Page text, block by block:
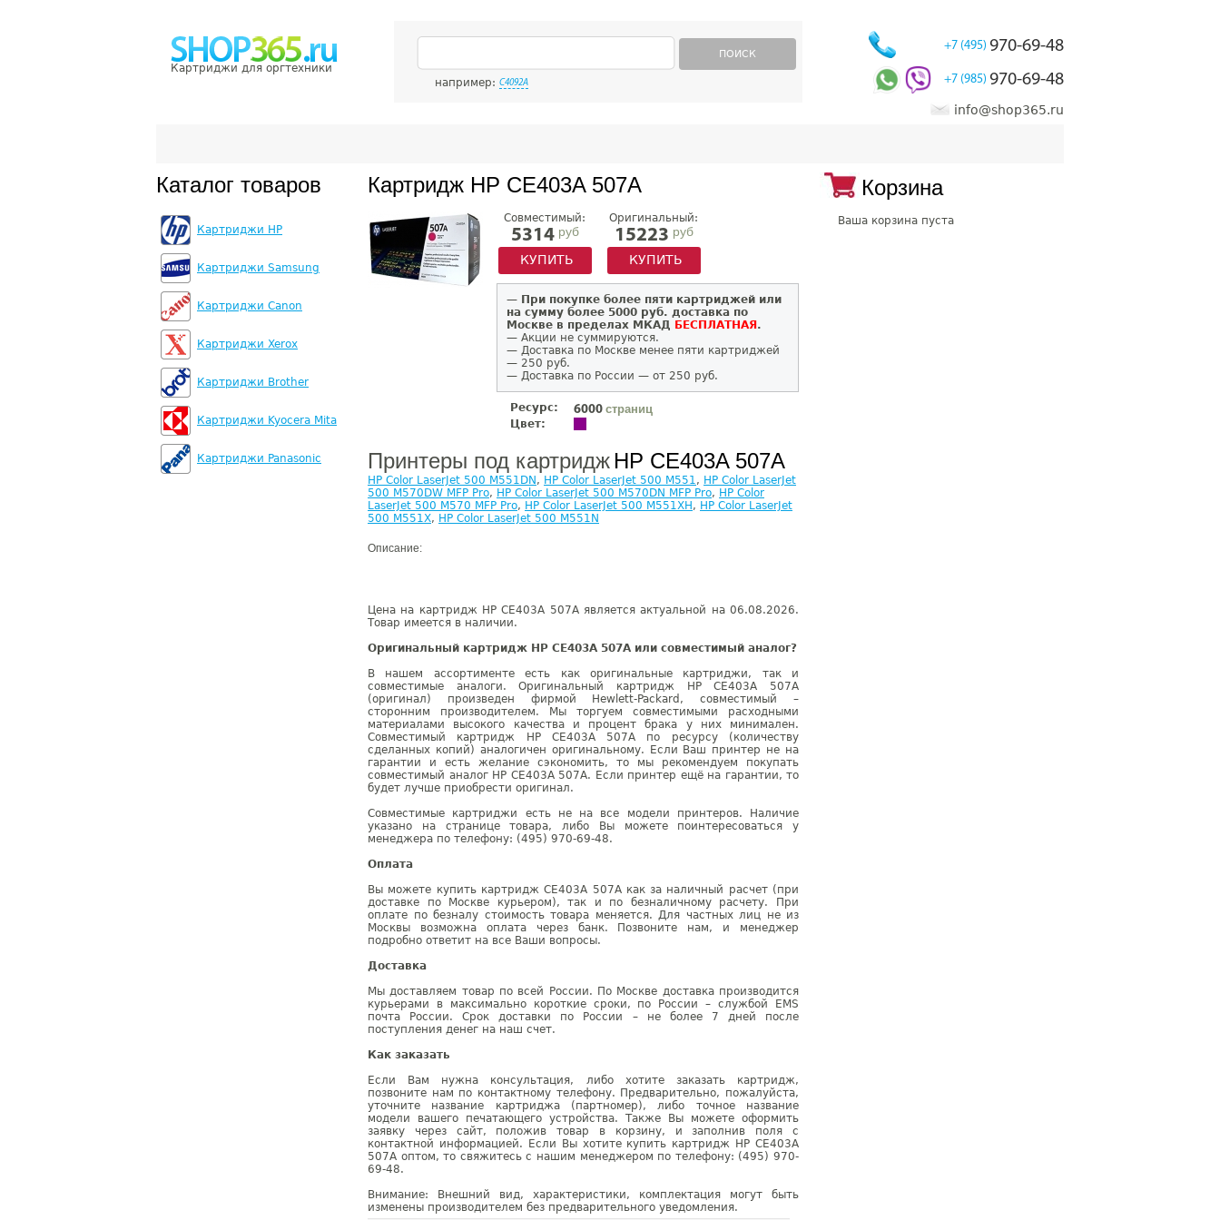
Картриджи для оргтехники
ПОИСК
например: C4092A
+7 (495) 970-69-48
+7 (985) 970-69-48
info@shop365.ru
Каталог товаров
Картриджи HP
Картриджи Samsung
Картриджи Canon
Картриджи Xerox
Картриджи Brother
Картриджи Kyocera Mita
Картриджи Panasonic
Картридж HP CE403A 507A
Совместимый:
5314 руб
КУПИТЬ
Оригинальный:
15223 руб
КУПИТЬ
— При покупке более пяти картриджей или
на сумму более 5000 руб. доставка по
Москве в пределах МКАД БЕСПЛАТНАЯ .
— Акции не суммируются.
— Доставка по Москве менее пяти картриджей
— 250 руб.
— Доставка по России — от 250 руб.
Ресурс: 6000 страниц
Цвет:
Принтеры под картридж HP CE403A 507A
HP Color LaserJet 500 M551DN , HP Color LaserJet 500 M551, HP Color LaserJet
500 M570DW MFP Pro, HP Color LaserJet 500 M570DN MFP Pro, HP Color
LaserJet 500 M570 MFP Pro, HP Color LaserJet 500 M551XH , HP Color LaserJet
500 M551X, HP Color LaserJet 500 M551N
Описание:
Цена на картридж HP CE403A 507A является актуальной на 06.08.2026.
Товар имеется в наличии.
Оригинальный картридж HP CE403A 507A или совместимый аналог?
В нашем ассортименте есть как оригинальные картриджи, так и
совместимые аналоги. Оригинальный картридж HP CE403A 507A
(оригинал) произведен фирмой Hewlett-Packard, совместимый –
сторонним производителем. Мы торгуем совместимыми расходными
материалами высокого качества и процент брака у них минимален.
Совместимый картридж HP CE403A 507A по ресурсу (количеству
сделанных копий) аналогичен оригинальному. Если Ваш принтер не на
гарантии и есть желание сэкономить, то мы рекомендуем покупать
совместимый аналог HP CE403A 507A. Если принтер ещё на гарантии, то
будет лучше приобрести оригинал.
Совместимые картриджи есть не на все модели принтеров. Наличие
указано на странице товара, либо Вы можете поинтересоваться у
менеджера по телефону: (495) 970-69-48.
Оплата
Вы можете купить картридж CE403A 507A как за наличный расчет (при
доставке по Москве курьером), так и по безналичному расчету. При
оплате по безналу стоимость товара меняется. Для частных лиц не из
Москвы возможна оплата через банк. Позвоните нам, и менеджер
подробно ответит на все Ваши вопросы.
Доставка
Мы доставляем товар по всей России. По Москве доставка производится
курьерами в максимально короткие сроки, по России – службой EMS
почта России. Срок доставки по России – не более 7 дней после
поступления денег на наш счет.
Как заказать
Если Вам нужна консультация, либо хотите заказать картридж,
позвоните нам по контактному телефону. Предварительно, пожалуйста,
уточните название картриджа (партномер), либо точное название
модели вашего печатающего устройства. Также Вы можете оформить
заявку через сайт, положив товар в корзину, и заполнив поля с
контактной информацией. Если Вы хотите купить картридж HP CE403A
507A оптом, то свяжитесь с нашим менеджером по телефону: (495) 970-
69-48.
Внимание: Внешний вид, характеристики, комплектация могут быть
изменены производителем без предварительного уведомления.
Корзина
Ваша корзина пуста